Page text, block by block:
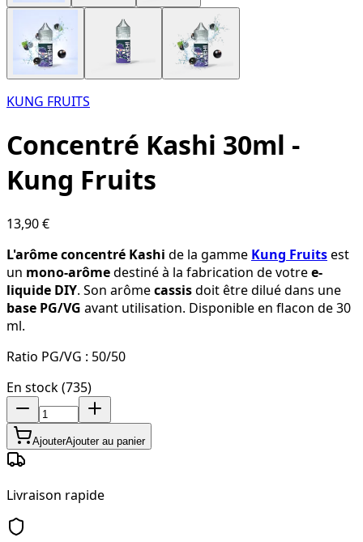
KUNG FRUITS
Concentré Kashi 30ml -
Kung Fruits
13,90 €
L'arôme concentré Kashi de la gamme Kung Fruitsest
un mono-arômedestiné à la fabrication de votree-
liquide DIY. Son arômecassisdoit être dilué dans une
base PG/VG avant utilisation. Disponible en flacon de 30
ml.
Ratio PG/VG : 50/50
En stock (735)
AjouterAjouter au panier
Livraison rapide